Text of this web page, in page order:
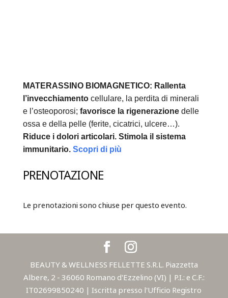
MATERASSINO BIOMAGNETICO: Rallenta
l’invecchiamentocellulare, la perdita di minerali
e l’osteoporosi; favorisce la rigenerazionedelle
ossa e della pelle (ferite, cicatrici, ulcere…).
Riduce i dolori articolari. Stimola il sistema
immunitario. Scopri di più
PRENOTAZIONE
Le prenotazioni sono chiuse per questo evento.
BEAUTY & WELLNESS FELLETTE S.R.L. Piazzetta
Albere, 2 - 36060 Romano d'Ezzelino (VI) | P.I.: e C.F.:
IT02699850240 | Iscritta presso l'Ufficio Registro